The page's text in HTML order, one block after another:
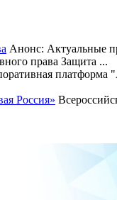
Анонс: Актуальные
права Защита ...
платформа
Россия»